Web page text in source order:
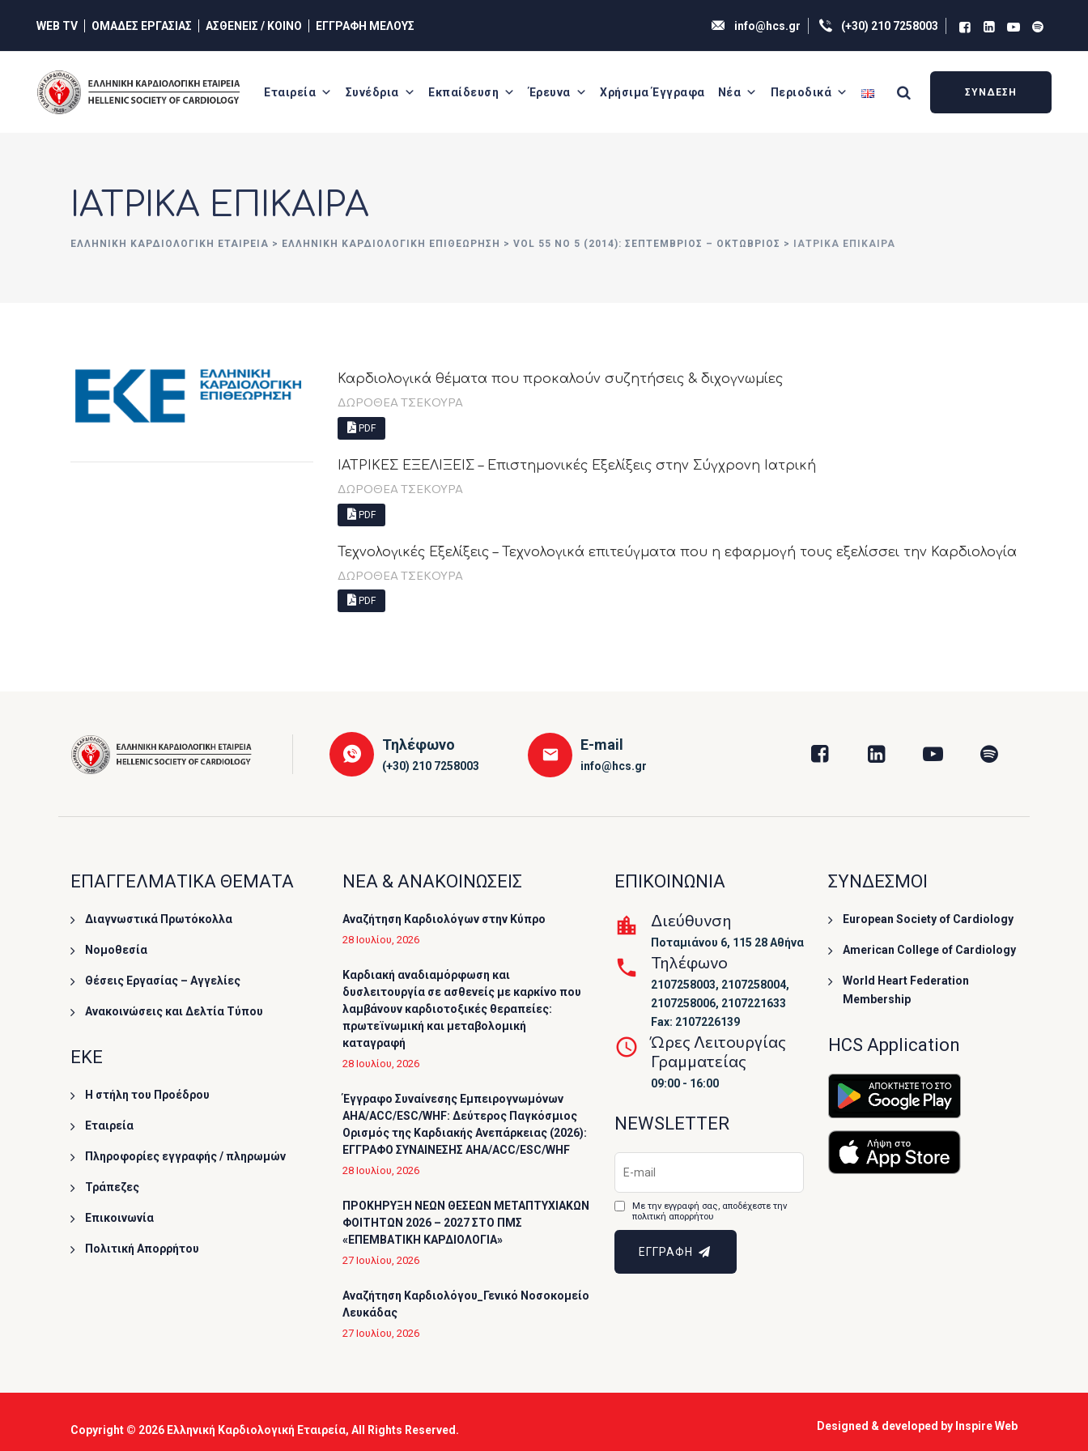
content
WEB TV ΟΜΑΔΕΣ ΕΡΓΑΣΙΑΣ ΑΣΘΕΝΕΙΣ / ΚΟΙΝΟ ΕΓΓΡΑΦΗ ΜΕΛΟΥΣ info@hcs.gr (+30) 210 7258003
Εταιρεία Συνέδρια Εκπαίδευση Έρευνα Χρήσιμα Έγγραφα Νέα Περιοδικά ΣΥΝΔΕΣΗ
ΙΑΤΡΙΚΑ ΕΠΙΚΑΙΡΑ
ΕΛΛΗΝΙΚΉ ΚΑΡΔΙΟΛΟΓΙΚΉ ΕΤΑΙΡΕΊΑ > ΕΛΛΗΝΙΚΗ ΚΑΡΔΙΟΛΟΓΙΚΗ ΕΠΙΘΕΩΡΗΣΗ > VOL 55 NO 5 (2014): ΣΕΠΤΈΜΒΡΙΟΣ – ΟΚΤΏΒΡΙΟΣ > ΙΑΤΡΙΚΑ ΕΠΙΚΑΙΡΑ
Καρδιολογικά θέματα που προκαλούν συζητήσεις & διχογνωμίες
ΔΩΡΟΘΕΑ ΤΣΕΚΟΥΡΑ
PDF
ΙΑΤΡΙΚΕΣ ΕΞΕΛΙΞΕΙΣ – Επιστημονικές Eξελίξεις στην Σύγχρονη Ιατρική
ΔΩΡΟΘΕΑ ΤΣΕΚΟΥΡΑ
PDF
Τεχνολογικές Εξελίξεις – Τεχνολογικά επιτεύγματα που η εφαρμογή τους εξελίσσει την Καρδιολογία
ΔΩΡΟΘΕΑ ΤΣΕΚΟΥΡΑ
PDF
Τηλέφωνο
(+30) 210 7258003
E-mail
info@hcs.gr
ΕΠΑΓΓΕΛΜΑΤΙΚΑ ΘΕΜΑΤΑ
Διαγνωστικά Πρωτόκολλα
Νομοθεσία
Θέσεις Εργασίας – Αγγελίες
Ανακοινώσεις και Δελτία Τύπου
ΕΚΕ
Η στήλη του Προέδρου
Εταιρεία
Πληροφορίες εγγραφής / πληρωμών
Τράπεζες
Επικοινωνία
Πολιτική Απορρήτου
ΝΕΑ & ΑΝΑΚΟΙΝΩΣΕΙΣ
Αναζήτηση Καρδιολόγων στην Κύπρο
28 Ιουλίου, 2026
Καρδιακή αναδιαμόρφωση και
δυσλειτουργία σε ασθενείς με καρκίνο που
λαμβάνουν καρδιοτοξικές θεραπείες:
πρωτεϊνωμική και μεταβολομική
καταγραφή
28 Ιουλίου, 2026
Έγγραφο Συναίνεσης Εμπειρογνωμόνων
AHA/ACC/ESC/WHF: Δεύτερος Παγκόσμιος
Ορισμός της Καρδιακής Ανεπάρκειας (2026):
ΕΓΓΡΑΦΟ ΣΥΝΑΙΝΕΣΗΣ AHA/ACC/ESC/WHF
28 Ιουλίου, 2026
ΠΡΟΚΗΡΥΞΗ ΝΕΩΝ ΘΕΣΕΩΝ ΜΕΤΑΠΤΥΧΙΑΚΩΝ
ΦΟΙΤΗΤΩΝ 2026 – 2027 ΣΤΟ ΠΜΣ
«ΕΠΕΜΒΑΤΙΚΗ ΚΑΡΔΙΟΛΟΓΙΑ»
27 Ιουλίου, 2026
Αναζήτηση Καρδιολόγου_Γενικό Νοσοκομείο
Λευκάδας
27 Ιουλίου, 2026
ΕΠΙΚΟΙΝΩΝΙΑ
Διεύθυνση
Ποταμιάνου 6, 115 28 Αθήνα
Τηλέφωνο
2107258003, 2107258004,
2107258006, 2107221633
Fax: 2107226139
Ώρες Λειτουργίας
Γραμματείας
09:00 - 16:00
NEWSLETTER
Με την εγγραφή σας, αποδέχεστε την
πολιτική απορρήτου
ΕΓΓΡΑΦΗ
ΣΥΝΔΕΣΜΟΙ
European Society of Cardiology
American College of Cardiology
World Heart Federation
Membership
HCS Application
Copyright © 2026 Ελληνική Καρδιολογική Εταιρεία, All Rights Reserved. Designed & developed by Inspire Web